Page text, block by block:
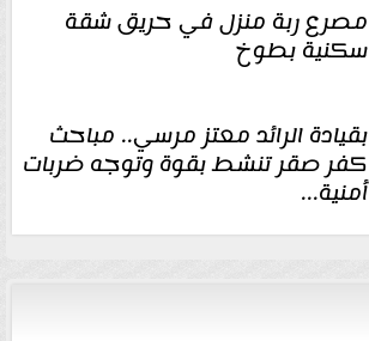
مصرع ربة منزل في حريق شقة
سكنية بطوخ
بقيادة الرائد معتز مرسي.. مباحث
كفر صقر تنشط بقوة وتوجه ضربات
أمنية...